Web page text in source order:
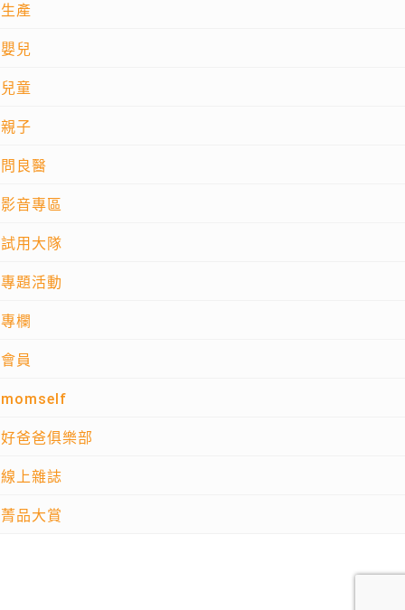
生產
嬰兒
兒童
親子
問良醫
影音專區
試用大隊
專題活動
專欄
會員
momself
好爸爸俱樂部
線上雜誌
菁品大賞